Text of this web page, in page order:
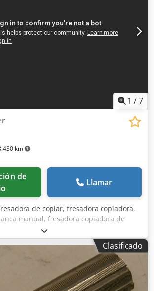
1 /7
km
Llamar
de copiar, fresadora copiadora,
manual, fresadora copiadora de
de copiar de un solo husillo Djdpfxjif
Elu, fresadora copiadora tipo AS
365 mm -Ancho de fresado: 100
fresado: 45 mm -Motor: 220/380 V, 740
rotación del husillo: 12 000 rpm -
750/A1320 mm -Peso: 108 kg
Clasificado